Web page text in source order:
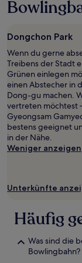
Dongchon Park
Wenn du gerne
Treibens der Stadt
Grünen einlegen
einen Abstecher in
Dong-gu machen.
vertreten möchtest
Gyeongsam
bestens geeignet
in der Nähe.
Weniger anzeigen
Unterkünfte
Häufig
Was sind die
Bowlingbahn?